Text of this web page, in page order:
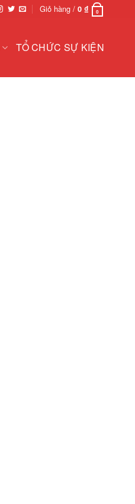
Giỏ hàng / 0 ₫ 0
TỔ CHỨC SỰ KIỆN